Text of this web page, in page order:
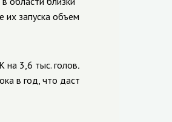
их запуска объем
на 3,6 тыс. голов.
в год, что даст